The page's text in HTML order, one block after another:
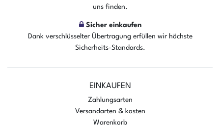
uns finden.
Sicher einkaufen
Dank verschlüsselter Übertragung erfüllen wir höchste
Sicherheits-Standards.
EINKAUFEN
Zahlungsarten
Versandarten & kosten
Warenkorb